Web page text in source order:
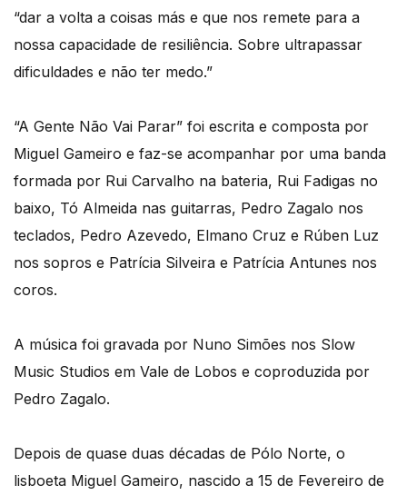
“dar a volta a coisas más e que nos remete para a
nossa capacidade de resiliência. Sobre ultrapassar
dificuldades e não ter medo.”
“A Gente Não Vai Parar” foi escrita e composta por
Miguel Gameiro e faz-se acompanhar por uma banda
formada por Rui Carvalho na bateria, Rui Fadigas no
baixo, Tó Almeida nas guitarras, Pedro Zagalo nos
teclados, Pedro Azevedo, Elmano Cruz e Rúben Luz
nos sopros e Patrícia Silveira e Patrícia Antunes nos
coros.
A música foi gravada por Nuno Simões nos Slow
Music Studios em Vale de Lobos e coproduzida por
Pedro Zagalo.
Depois de quase duas décadas de Pólo Norte, o
lisboeta Miguel Gameiro, nascido a 15 de Fevereiro de